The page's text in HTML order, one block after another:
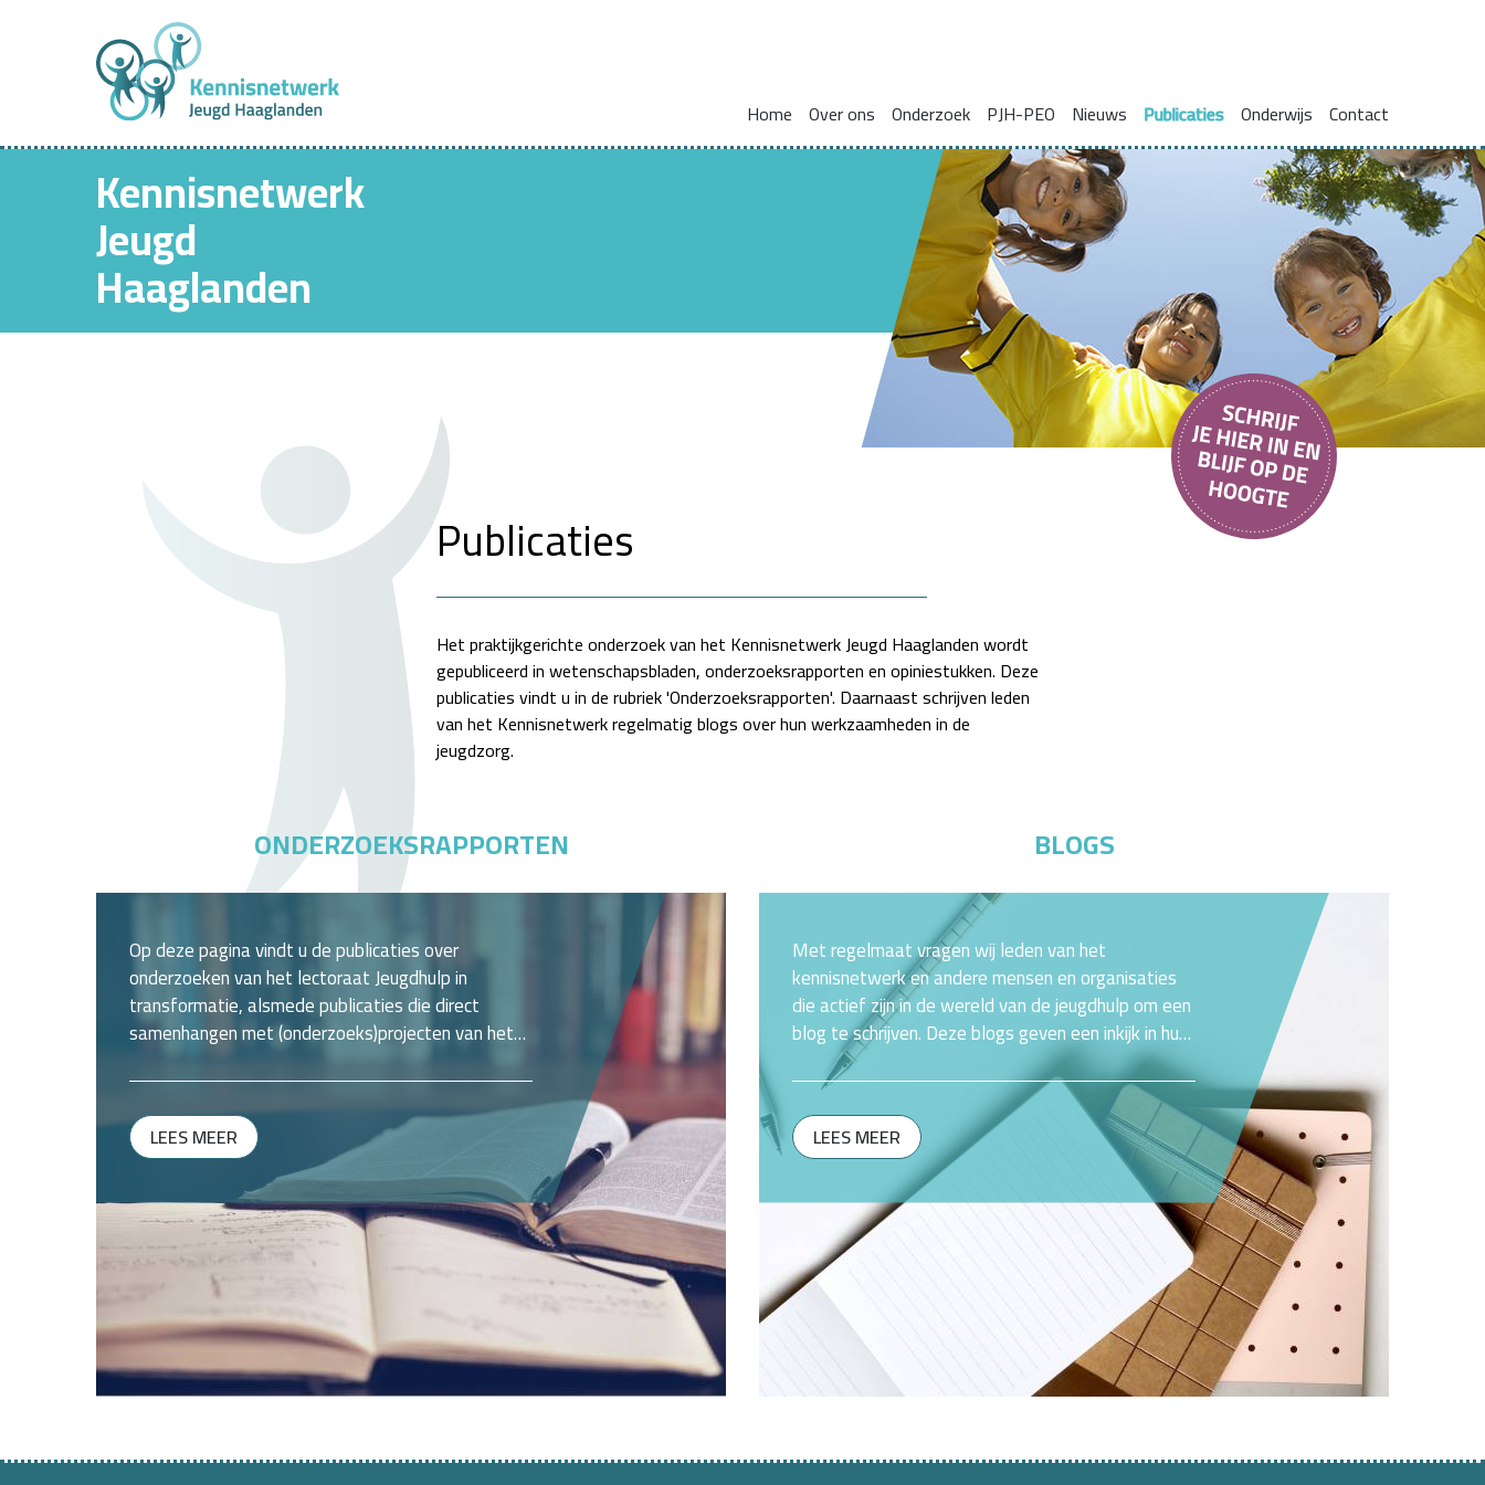
Home Over ons
Vacatures
Onderzoek
Normaliseren en versterken pedagogische basis
PJH-PEO Nieuws Publicaties
Onderzoeksrapporten
Blogs
Onderwijs
Zorgcoördinatie voor gezinnen met complexe problemen
HBO Skills II
Contact
Kennisnetwerk
Jeugd
Haaglanden
Publicaties
Het praktijkgerichte onderzoek van het Kennisnetwerk Jeugd Haaglanden wordt
gepubliceerd in wetenschapsbladen, onderzoeksrapporten en opiniestukken. Deze
publicaties vindt u in de rubriek 'Onderzoeksrapporten'. Daarnaast schrijven leden
van het Kennisnetwerk regelmatig blogs over hun werkzaamheden in de
jeugdzorg.
ONDERZOEKSRAPPORTEN
Op deze pagina vindt u de publicaties over
onderzoeken van het lectoraat Jeugdhulp in
transformatie, alsmede publicaties die direct
samenhangen met (onderzoeks)projecten van het
LEES MEER
BLOGS
Met regelmaat vragen wij leden van het
kennisnetwerk en andere mensen en organisaties
die actief zijn in de wereld van de jeugdhulp om een
blog te schrijven. Deze blogs geven een inkijk in hun
opinie en de actualiteiten rondom de transformatie
van de
LEES MEER